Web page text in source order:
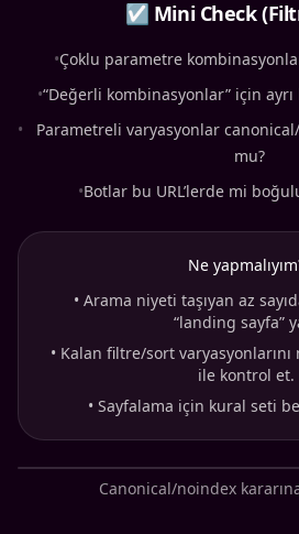
☑ Mini Check
•Çoklu parametre
•“Değerli kombinasyonlar” için
•
Parametreli varyasyonlar
mu?
•Botlar bu URL’lerde mi
Ne
• Arama niyeti taşıyan az
“landing sayfa”
• Kalan filtre/sort
ile kontrol et.
• Sayfalama için kural seti
Canonical/noindex